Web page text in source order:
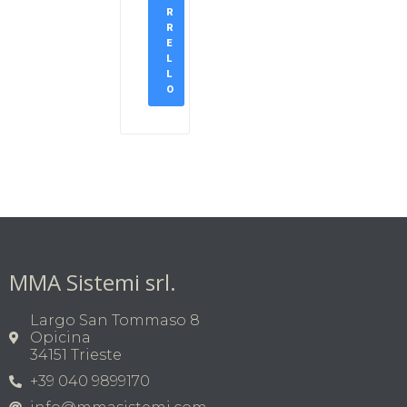
R
R
E
L
L
O
MMA Sistemi srl.
Largo San Tommaso 8
Opicina
34151 Trieste
+39 040 9899170